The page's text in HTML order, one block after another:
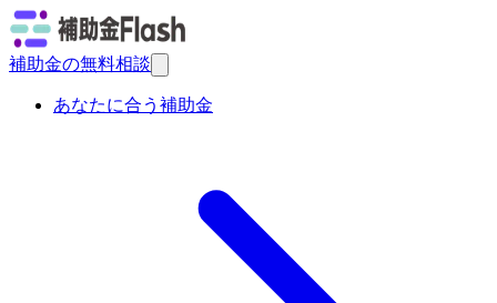
補助金の無料相談
あなたに合う補助金